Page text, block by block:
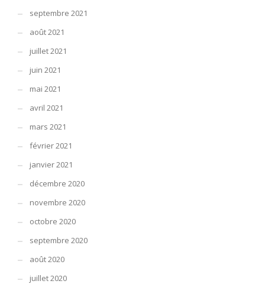
septembre 2021
août 2021
juillet 2021
juin 2021
mai 2021
avril 2021
mars 2021
février 2021
janvier 2021
décembre 2020
novembre 2020
octobre 2020
septembre 2020
août 2020
juillet 2020